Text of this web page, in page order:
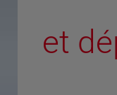
et